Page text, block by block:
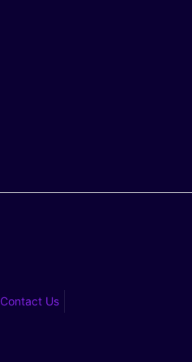
Contact Us